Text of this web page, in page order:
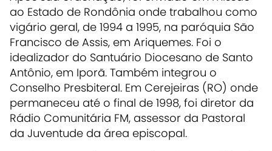
ao Estado de Rondônia onde trabalhou como
vigário geral, de 1994 a 1995, na paróquia São
Francisco de Assis, em Ariquemes. Foi o
idealizador do Santuário Diocesano de Santo
Antônio, em Iporã. Também integrou o
Conselho Presbiteral. Em Cerejeiras (RO) onde
permaneceu até o final de 1998, foi diretor da
Rádio Comunitária FM, assessor da Pastoral
da Juventude da área episcopal.